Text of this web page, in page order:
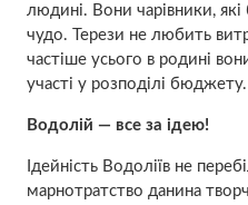
людині. Вони чарівники,
чудо. Терези не любить
частіше усього в родині
участі у розподілі бюджету.
Водолій — все за ідею!
Ідейність Водоліїв не
марнотратство данина